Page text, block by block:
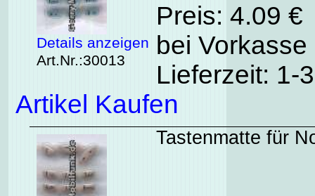
Details anzeigen
Art.Nr.:30013
Preis: 4.09
bei
Lieferzeit: 1-
Artikel Kaufen
Tastenmatte für